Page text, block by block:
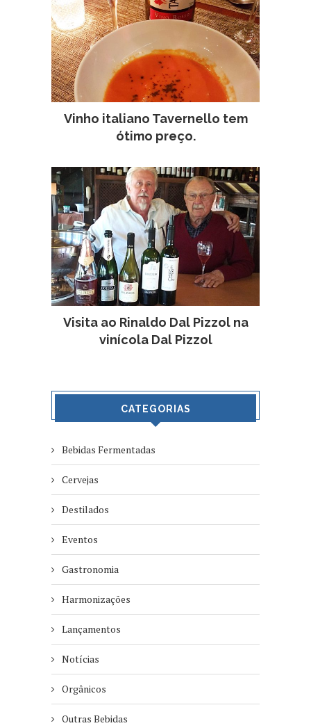
Vinho italiano Tavernello tem
ótimo preço.
Visita ao Rinaldo Dal Pizzol na
vinícola Dal Pizzol
CATEGORIAS
Bebidas Fermentadas
Cervejas
Destilados
Eventos
Gastronomia
Harmonizações
Lançamentos
Notícias
Orgânicos
Outras Bebidas